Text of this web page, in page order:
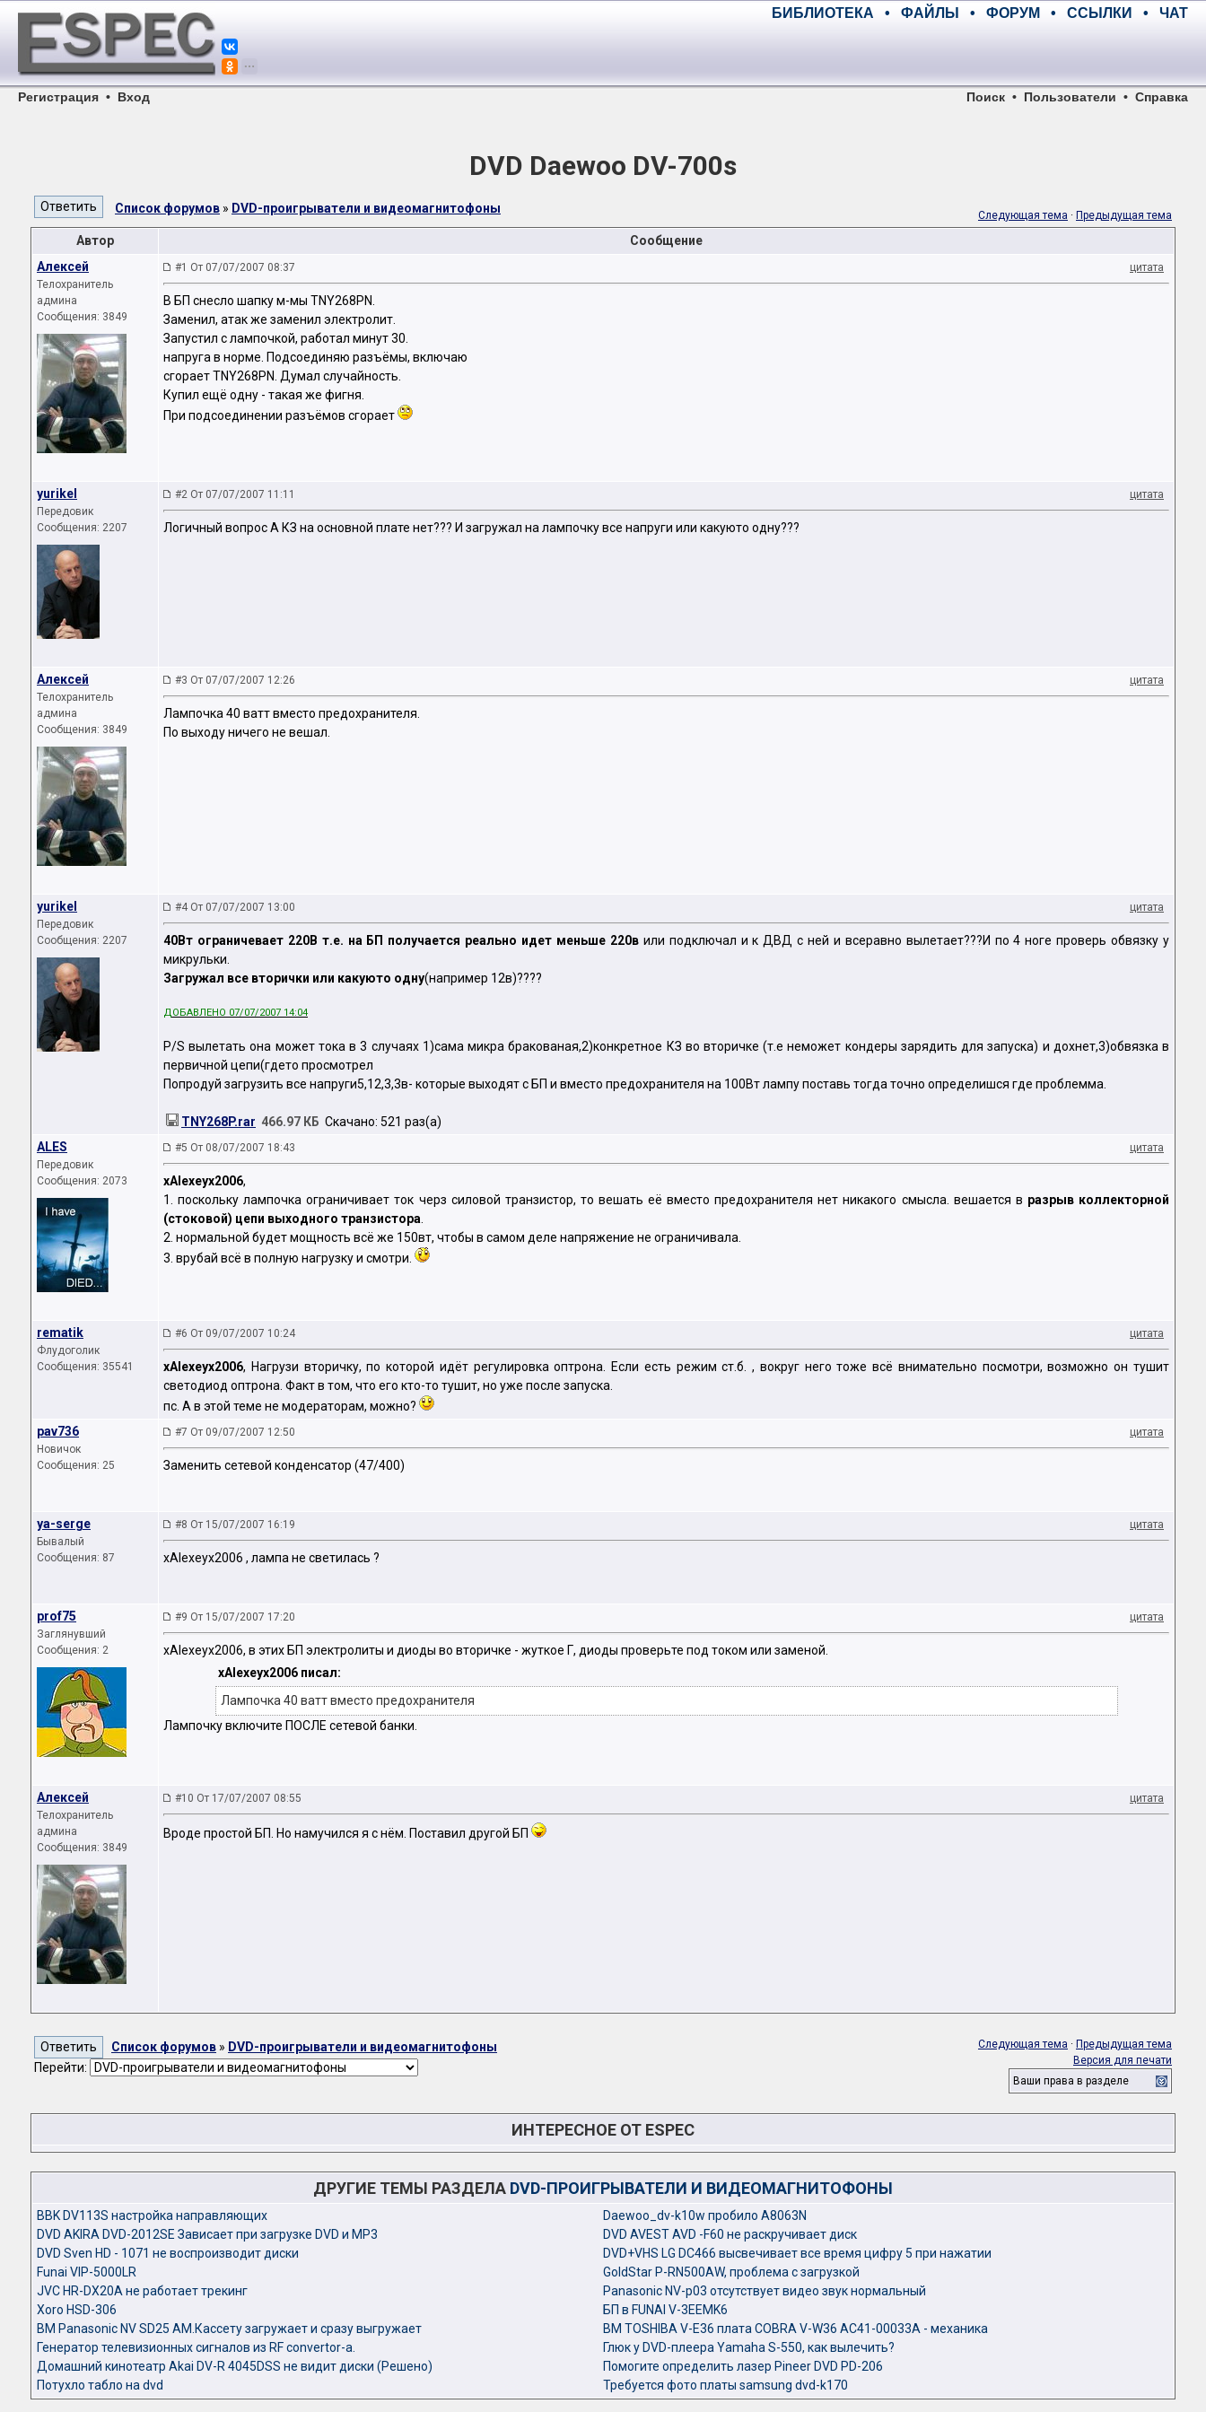
БИБЛИОТЕКА • ФАЙЛЫ • ФОРУМ • ССЫЛКИ • ЧАТ
Регистрация • Вход Поиск • Пользователи • Справка
DVD Daewoo DV-700s
Список форумов » DVD-проигрыватели и видеомагнитофоны Следующая тема · Предыдущая тема
Автор
Сообщение
Алексей
Телохранитель
админа
Сообщения: 3849
#1 От 07/07/2007 08:37 цитата
В БП снесло шапку м-мы TNY268PN.
Заменил, атак же заменил электролит.
Запустил с лампочкой, работал минут 30.
напруга в норме. Подсоединяю разъёмы, включаю
сгорает TNY268PN. Думал случайность.
Купил ещё одну - такая же фигня.
При подсоединении разъёмов сгорает
yurikel
Передовик
Сообщения: 2207
#2 От 07/07/2007 11:11 цитата
Логичный вопрос А КЗ на основной плате нет??? И загружал на лампочку все напруги или какуюто одну???
Алексей
Телохранитель
админа
Сообщения: 3849
#3 От 07/07/2007 12:26 цитата
Лампочка 40 ватт вместо предохранителя.
По выходу ничего не вешал.
yurikel
Передовик
Сообщения: 2207
#4 От 07/07/2007 13:00 цитата
40Вт ограничевает 220В т.е. на БП получается реально идет меньше 220вили подключал и к ДВД с ней и всеравно вылетает???И по 4 ноге проверь обвязку у
микрульки.
Загружал все вторички или какуюто одну(например 12в)????
ДОБАВЛЕНО 07/07/2007 14:04
P/S вылетать она может тока в 3 случаях 1)сама микра бракованая,2)конкретное КЗ во вторичке (т.е неможет кондеры зарядить для запуска) и дохнет,3)обвязка в
первичной цепи(гдето просмотрел
Попродуй загрузить все напруги5,12,3,3в- которые выходят с БП и вместо предохранителя на 100Вт лампу поставь тогда точно определишся где проблемма.
TNY268P.rar 466.97 КБ Скачано: 521 раз(а)
ALES
Передовик
Сообщения: 2073
#5 От 08/07/2007 18:43 цитата
xAlexeyx2006,
1. поскольку лампочка ограничивает ток черз силовой транзистор, то вешать её вместо предохранителя нет никакого смысла. вешается в разрыв коллекторной
(стоковой) цепи выходного транзистора.
2. нормальной будет мощность всё же 150вт, чтобы в самом деле напряжение не ограничивала.
3. врубай всё в полную нагрузку и смотри.
rematik
Флудоголик
Сообщения: 35541
#6 От 09/07/2007 10:24 цитата
xAlexeyx2006, Нагрузи вторичку, по которой идёт регулировка оптрона. Если есть режим ст.б. , вокруг него тоже всё внимательно посмотри, возможно он тушит
светодиод оптрона. Факт в том, что его кто-то тушит, но уже после запуска.
пс. А в этой теме не модераторам, можно?
pav736
Новичок
Сообщения: 25
#7 От 09/07/2007 12:50 цитата
Заменить сетевой конденсатор (47/400)
ya-serge
Бывалый
Сообщения: 87
#8 От 15/07/2007 16:19 цитата
xAlexeyx2006 , лампа не светилась ?
prof75
Заглянувший
Сообщения: 2
#9 От 15/07/2007 17:20 цитата
xAlexeyx2006, в этих БП электролиты и диоды во вторичке - жуткое Г, диоды проверьте под током или заменой.
xAlexeyx2006 писал:
Лампочка 40 ватт вместо предохранителя
Лампочку включите ПОСЛЕ сетевой банки.
Алексей
Телохранитель
админа
Сообщения: 3849
#10 От 17/07/2007 08:55 цитата
Вроде простой БП. Но намучился я с нём. Поставил другой БП
Список форумов » DVD-проигрыватели и видеомагнитофоны
Перейти:
Следующая тема · Предыдущая тема
Версия для печати
Ваши права в разделе
ИНТЕРЕСНОЕ ОТ ESPEC
ДРУГИЕ ТЕМЫ РАЗДЕЛА DVD-ПРОИГРЫВАТЕЛИ И ВИДЕОМАГНИТОФОНЫ
BBK DV113S настройка направляющих
Daewoo_dv-k10w пробило A8063N
DVD AKIRA DVD-2012SE Зависает при загрузке DVD и MP3
DVD AVEST AVD -F60 не раскручивает диск
DVD Sven HD - 1071 не воспроизводит диски
DVD+VHS LG DC466 высвечивает все время цифру 5 при нажатии
Funai VIP-5000LR
GoldStar P-RN500AW, проблема с загрузкой
JVC HR-DX20A не работает трекинг
Panasonic NV-p03 отсутствует видео звук нормальный
Xoro HSD-306
БП в FUNAI V-3EEMK6
ВМ Panasonic NV SD25 AM.Кассету загружает и сразу выгружает
ВМ TOSHIBA V-E36 плата COBRA V-W36 AC41-00033A - механика
Генератор телевизионных сигналов из RF convertor-а.
Глюк у DVD-плеера Yamaha S-550, как вылечить?
Домашний кинотеатр Akai DV-R 4045DSS не видит диски (Решено)
Помогите определить лазер Pineer DVD PD-206
Потухло табло на dvd
Требуется фото платы samsung dvd-k170